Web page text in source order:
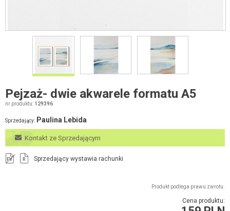
Pejzaż- dwie akwarele formatu A5
nr produktu: 129396
Sprzedający: Paulina Lebida
Kontakt ze Sprzedającym
FV R Sprzedający wystawia rachunki
Produkt podlega prawu zwrotu.
Cena produktu: